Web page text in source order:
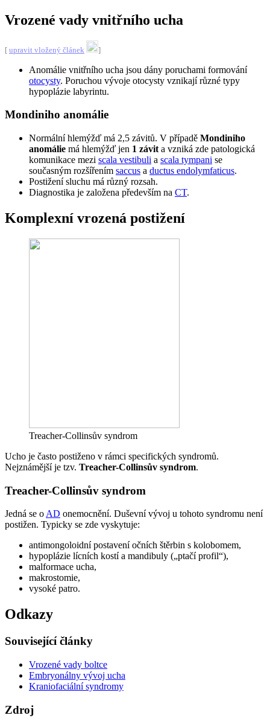
Vrozené vady vnitřního ucha
[ upravit vložený článek ]
Anomálie vnitřního ucha jsou dány poruchami formování
otocysty. Poruchou vývoje otocysty vznikají různé typy
hypoplázie labyrintu.
Mondiniho anomálie
Normální hlemýžď má 2,5 závitů. V případě Mondiniho
anomálie má hlemýžď jen 1 závit a vzniká zde patologická
komunikace mezi scala vestibuli a scala tympani se
současným rozšířením saccus a ductus endolymfaticus.
Postižení sluchu má různý rozsah.
Diagnostika je založena především na CT.
Komplexní vrozená postižení
Treacher-Collinsův syndrom
Ucho je často postiženo v rámci specifických syndromů.
Nejznámější je tzv. Treacher-Collinsův syndrom.
Treacher-Collinsův syndrom
Jedná se oAD onemocnění. Duševní vývoj u tohoto syndromu není
postižen. Typicky se zde vyskytuje:
antimongoloidní postavení očních štěrbin s kolobomem,
hypoplázie lícních kostí a mandibuly („ptačí profil“),
malformace ucha,
makrostomie,
vysoké patro.
Odkazy
Související články
Vrozené vady boltce
Embryonálny vývoj ucha
Kraniofaciální syndromy
Zdroj